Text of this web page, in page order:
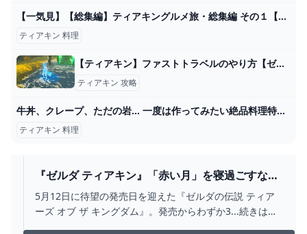
【一気見】【総集編】ティアキングルメ旅・総集編 その１【ゼルダの伝説 ゼルダの伝説 ティアーズ オブ ザ キングダム】【ゆっくり実況】 - YouTube
ティアキン 料理
【ティアキン】ファストトラベルのやり方【ゼルダの伝説ティアーズオブザキングダム】
ティアキン 攻略
牛丼、クレープ、ただの岩… 一度は作ってみたい絶品料理特集【ゼルダの伝説ティアーズオブザキングダム】 - YouTube
ティアキン 料理
『ゼルダ ティアキン』「赤い月」を寝過ごすなん
て、もったいない！ 実は料理が“大成功”になるボ
ーナスタイム - インサイド - GREE ニュース
5月12日に待望の発売日を迎えた『ゼルダの伝説 ティア
ーズ オブ ザ キングダム』。発売からわずか3...続きはこ